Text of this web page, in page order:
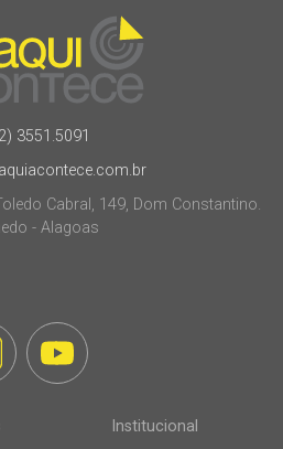
3551.5091
Cabral, 149, Dom Constantino.
- Alagoas
Institucional